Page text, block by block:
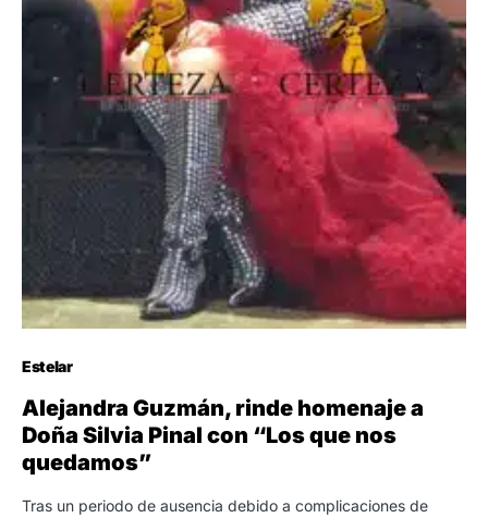
Estelar
Alejandra Guzmán, rinde homenaje a
Doña Silvia Pinal con “Los que nos
quedamos”
Tras un periodo de ausencia debido a complicaciones de